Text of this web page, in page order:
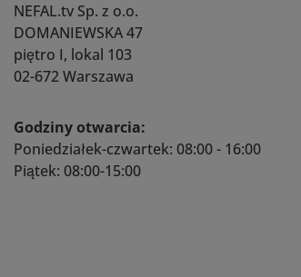
NEFAL.tv Sp. z o.o.
DOMANIEWSKA 47
piętro I, lokal 103
02-672 Warszawa
Godziny otwarcia:
Poniedziałek-czwartek: 08:00 - 16:00
Piątek: 08:00-15:00